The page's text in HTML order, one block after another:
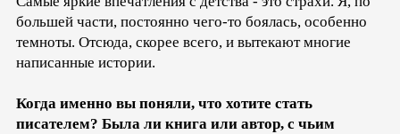
большей части, постоянно чего-то боялась, особенно
темноты. Отсюда, скорее всего, и вытекают многие
написанные истории.
Когда именно вы поняли, что хотите стать
писателем? Была ли книга или автор, с чьим